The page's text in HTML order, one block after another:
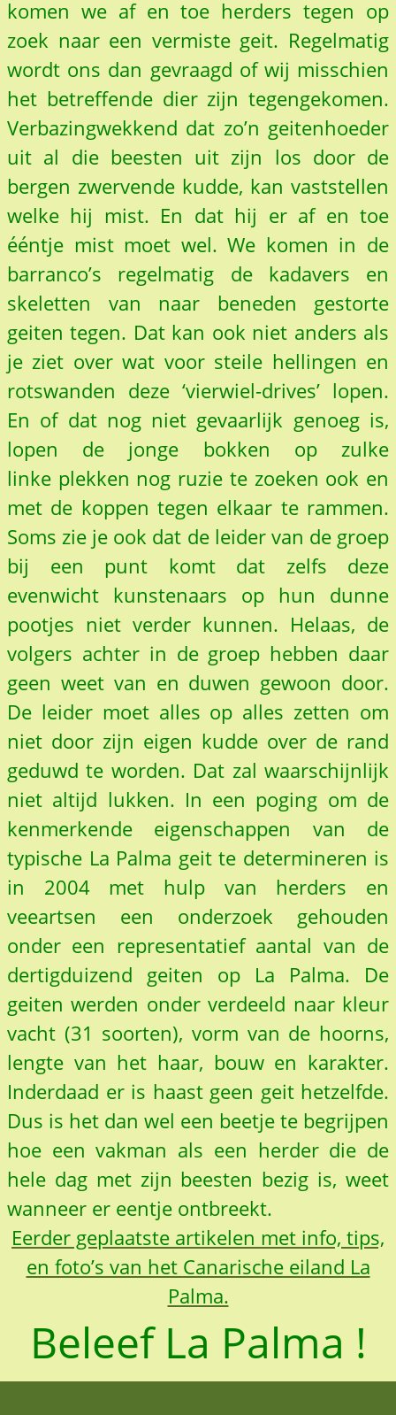
komen we af en toe herders tegen op
zoek naar een vermiste geit. Regelmatig
wordt ons dan gevraagd of wij misschien
het betreffende dier zijn tegengekomen.
Verbazingwekkend dat zo’n geitenhoeder
uit al die beesten uit zijn los door de
bergen zwervende kudde, kan vaststellen
welke hij mist. En dat hij er af en toe
ééntje mist moet wel. We komen in de
barranco’s regelmatig de kadavers en
skeletten van naar beneden gestorte
geiten tegen. Dat kan ook niet anders als
je ziet over wat voor steile hellingen en
rotswanden deze ‘vierwiel-drives’ lopen.
En of dat nog niet gevaarlijk genoeg is,
lopen de jonge bokken op zulke
linke plekken nog ruzie te zoeken ook en
met de koppen tegen elkaar te rammen.
Soms zie je ook dat de leider van de groep
bij een punt komt dat zelfs deze
evenwicht kunstenaars op hun dunne
pootjes niet verder kunnen. Helaas, de
volgers achter in de groep hebben daar
geen weet van en duwen gewoon door.
De leider moet alles op alles zetten om
niet door zijn eigen kudde over de rand
geduwd te worden. Dat zal waarschijnlijk
niet altijd lukken. In een poging om de
kenmerkende eigenschappen van de
typische La Palma geit te determineren is
in 2004 met hulp van herders en
veeartsen een onderzoek gehouden
onder een representatief aantal van de
dertigduizend geiten op La Palma. De
geiten werden onder verdeeld naar kleur
vacht (31 soorten), vorm van de hoorns,
lengte van het haar, bouw en karakter.
Inderdaad er is haast geen geit hetzelfde.
Dus is het dan wel een beetje te begrijpen
hoe een vakman als een herder die de
hele dag met zijn beesten bezig is, weet
wanneer er eentje ontbreekt.
Eerder geplaatste artikelen met info, tips,
en foto’s van het Canarische eiland La
Palma.
Beleef La Palma !